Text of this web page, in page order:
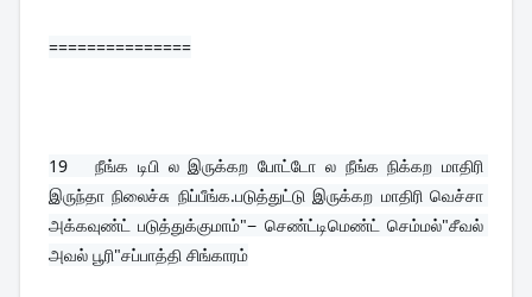
===============
19 நீங்க டிபி ல இருக்கற போட்டோ ல நீங்க நிக்கற மாதிரி
இருந்தா நிலைச்சு நிப்பீங்க.படுத்துட்டு இருக்கற மாதிரி வெச்சா
அக்கவுண்ட் படுத்துக்குமாம்"− செண்ட்டிமெண்ட் செம்மல்"சீவல்
அவல் பூரி"சப்பாத்தி சிங்காரம்